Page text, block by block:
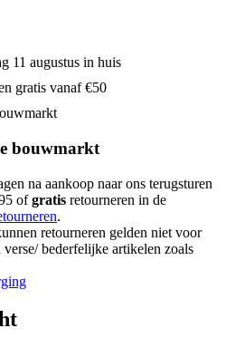
11 augustus in huis
gratis vanaf €50
bouwmarkt
na aankoop naar ons terugsturen
ofgratis retourneren in de
.
retourneren gelden niet voor
bederfelijke artikelen zoals